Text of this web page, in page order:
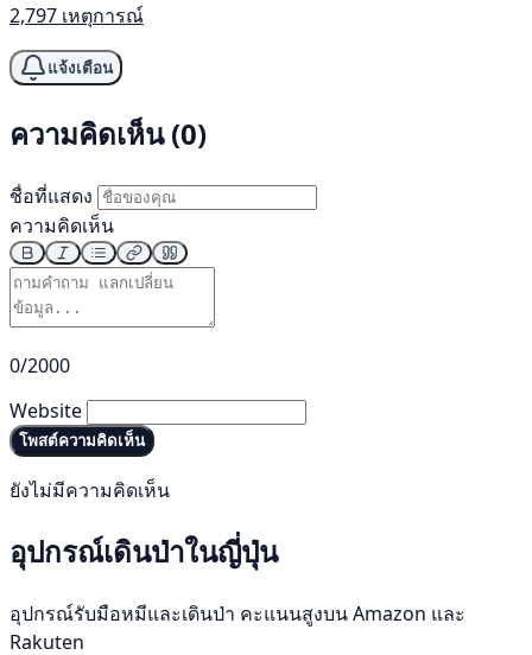
2,797 เหตุการณ์
แจ้งเตือน
ความคิดเห็น (0)
ชื่อที่แสดง
ความคิดเห็น
0/2000
Website
โพสต์ความคิดเห็น
ยังไม่มีความคิดเห็น
อุปกรณ์เดินป่าในญี่ปุ่น
อุปกรณ์รับมือหมีและเดินป่า คะแนนสูงบน Amazon และ
Rakuten